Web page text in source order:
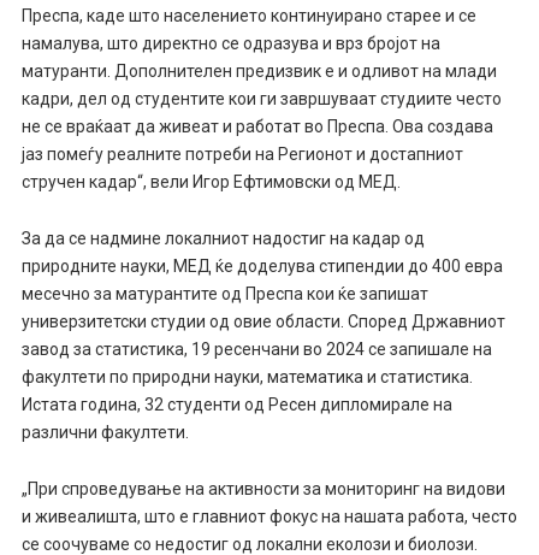
Преспа, каде што населението континуирано старее и се
намалува, што директно се одразува и врз бројот на
матуранти. Дополнителен предизвик е и одливот на млади
кадри, дел од студентите кои ги завршуваат студиите често
не се враќаат да живеат и работат во Преспа. Ова создава
јаз помеѓу реалните потреби на Регионот и достапниот
стручен кадар“, вели Игор Ефтимовски од МЕД.
За да се надмине локалниот надостиг на кадар од
природните науки, МЕД ќе доделува стипендии до 400 евра
месечно за матурантите од Преспа кои ќе запишат
универзитетски студии од овие области. Според Државниот
завод за статистика, 19 ресенчани во 2024 се запишале на
факултети по природни науки, математика и статистика.
Истата година, 32 студенти од Ресен дипломирале на
различни факултети.
„При спроведување на активности за мониторинг на видови
и живеалишта, што е главниот фокус на нашата работа, често
се соочуваме со недостиг од локални еколози и биолози.